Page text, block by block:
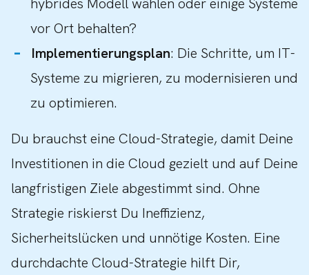
vor Ort behalten?
Implementierungsplan: Die Schritte, um IT-
Systeme zu migrieren, zu modernisieren und
zu optimieren.
Du brauchst eine Cloud-Strategie, damit Deine
Investitionen in die Cloud gezielt und auf Deine
langfristigen Ziele abgestimmt sind. Ohne
Strategie riskierst Du Ineffizienz,
Sicherheitslücken und unnötige Kosten. Eine
durchdachte Cloud-Strategie hilft Dir,